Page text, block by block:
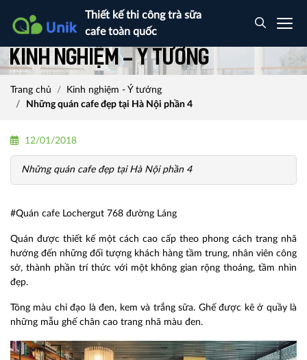
Thiết kế thi công trà sữa
cafe toàn quốc
Kinh nghiệm - Ý tưởng
Trang chủ
Kinh nghiệm - Ý tưởng
Những quán cafe đẹp tại Hà Nội phần 4
12/01/2018
Những quán cafe đẹp tại Hà Nội phần 4
#Quán cafe Lochergut 768 đường Láng
Quán được thiết kế một cách cao cấp theo phong cách trang nhã
hướng đến những đối tượng khách hàng tầm trung, nhân viên công
sở, thành phần trí thức với một không gian rộng thoáng, tầm nhìn
đẹp.
Tông màu chỉ đạo là đen, kem và trắng sữa. Ghế được kê ở quầy là
những mẫu ghế chân cao trang nhã màu đen.